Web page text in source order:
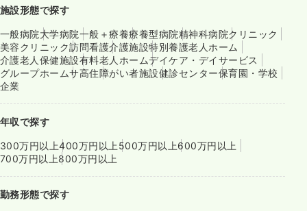
施設形態で探す
一般病院大学病院一般＋療養療養型病院精神科病院クリニック
美容クリニック訪問看護介護施設特別養護老人ホーム
介護老人保健施設有料老人ホームデイケア・デイサービス
グループホームサ高住障がい者施設健診センター保育園・学校
企業
年収で探す
300万円以上400万円以上500万円以上600万円以上
700万円以上800万円以上
勤務形態で探す